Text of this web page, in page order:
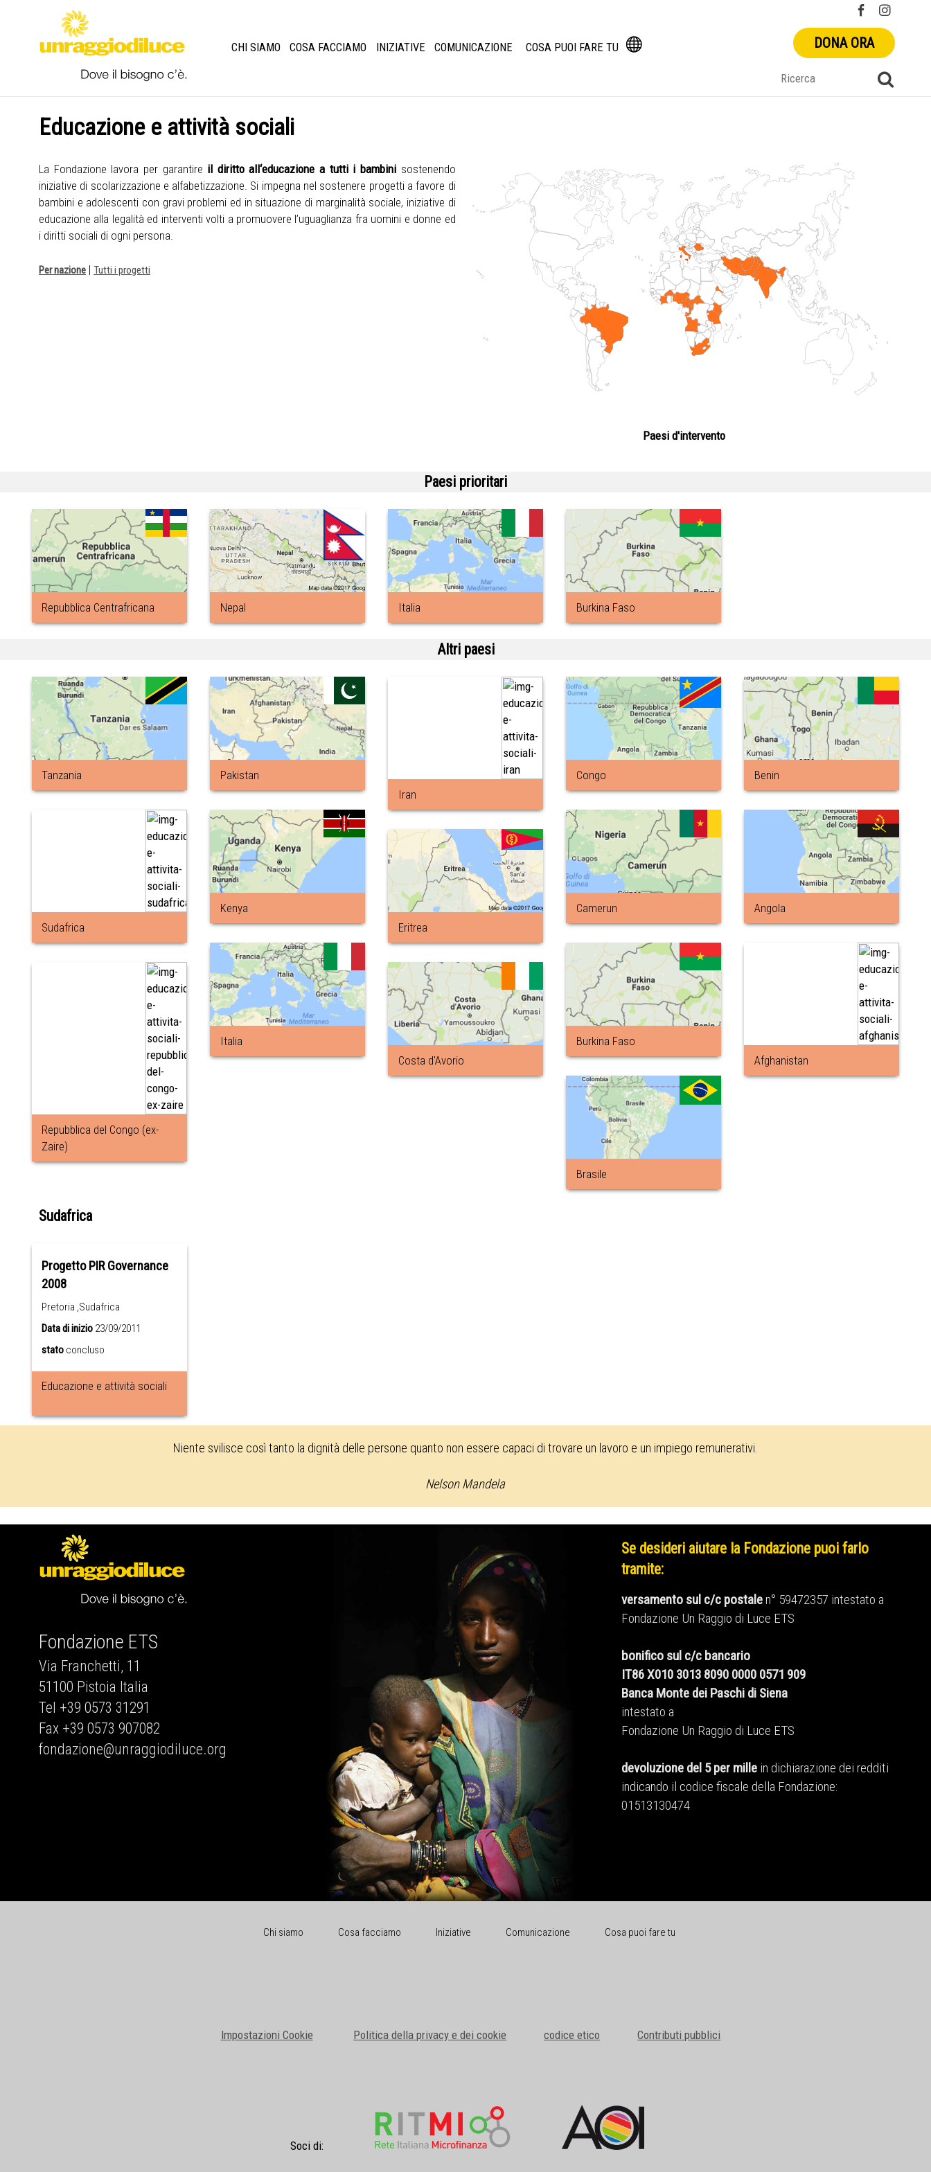
DONA ORA
CHI SIAMO COSA FACCIAMO INIZIATIVE COMUNICAZIONE COSA PUOI FARE TU
Educazione e attività sociali
La Fondazione lavora per garantire il diritto all‘educazione a tutti i bambinisostenendo
iniziative di scolarizzazione e alfabetizzazione. Si impegna nel sostenere progetti a favore di
bambini e adolescenti con gravi problemi ed in situazione di marginalità sociale, iniziative di
educazione alla legalità ed interventi volti a promuovere l’uguaglianza fra uomini e donne ed
i diritti sociali di ogni persona.
Per nazione| Tutti i progetti
Paesi d'intervento
Paesi prioritari
Repubblica Centrafricana Nepal Italia Burkina Faso
Altri paesi
Tanzania
Sudafrica
Repubblica del Congo (ex-
Zaire)
Pakistan
Kenya
Italia
Iran
Eritrea
Costa d'Avorio
Congo
Camerun
Burkina Faso
Brasile
Benin
Angola
Afghanistan
Sudafrica
Progetto PIR Governance
2008
Pretoria ,Sudafrica
Data di inizio 23/09/2011
stato concluso
Educazione e attività sociali
Niente svilisce così tanto la dignità delle persone quanto non essere capaci di trovare un lavoro e un impiego remunerativi.
Nelson Mandela
Fondazione ETS
Via Franchetti, 11
51100 Pistoia Italia
Tel +39 0573 31291
Fax +39 0573 907082
fondazione@unraggiodiluce.org
Se desideri aiutare la Fondazione puoi farlo
tramite:
versamento sul c/c postalen° 59472357 intestato a
Fondazione Un Raggio di Luce ETS
bonifico sul c/c bancario
IT86 X010 3013 8090 0000 0571 909
Banca Monte dei Paschi di Siena
intestato a
Fondazione Un Raggio di Luce ETS
devoluzione del 5 per millein dichiarazione dei redditi
indicando il codice fiscale della Fondazione:
01513130474
Chi siamo Cosa facciamo Iniziative Comunicazione Cosa puoi fare tu
Impostazioni Cookie Politica della privacy e dei cookie codice etico Contributi pubblici
Soci di: